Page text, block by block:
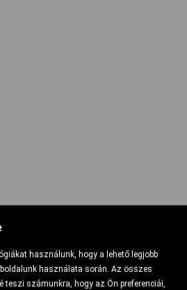
használunk, hogy a lehető legjobb
használata során. Az összes
teszi számunkra, hogy az Ön preferenciái,